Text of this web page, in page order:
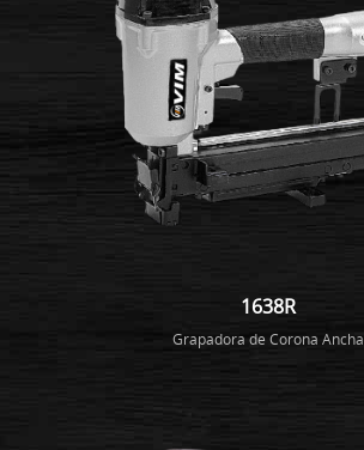
1638R
Grapadora de Corona Ancha